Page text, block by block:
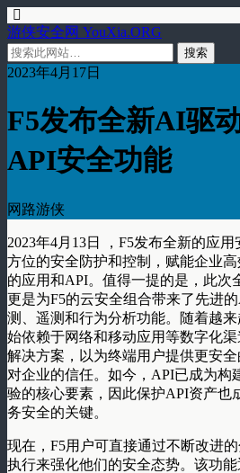
游侠安全网 YouXia.ORG
2023年4月17日
F5发布全新AI驱
API安全功能
网路游侠
2023年4月13日 ，F5发布全新的应
方位的安全防护和控制，赋能企业
的应用和API。值得一提的是，此次
更是为F5的云安全组合带来了先进
测、遥测和行为分析功能。随着越
始依赖于网络和移动应用等数字化
解决方案，以为终端用户提供更安
对企业的信任。如今，API已成为构
验的核心要素，因此保护API资产也
务安全的关键。
现在，F5用户可直接通过不断改进
执行来强化他们的安全态势。该功